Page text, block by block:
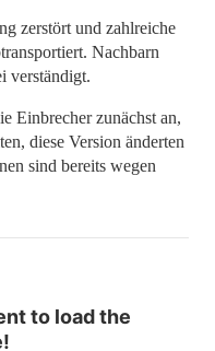
zerstört und zahlreiche
Nachbarn
verständigt.
Einbrecher zunächst an,
diese Version änderten
sind bereits wegen
to load the